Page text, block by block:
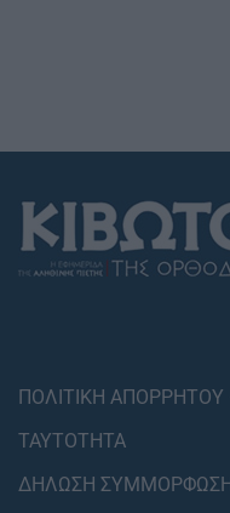
ΠΟΛΙΤΙΚΗ ΑΠΟΡΡΗΤΟΥ
ΤΑΥΤΟΤΗΤΑ
ΔΗΛΩΣΗ